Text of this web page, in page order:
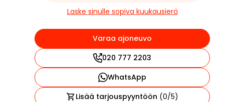
Laske sinulle sopiva kuukausierä
Varaa ajoneuvo
020 777 2203
WhatsApp
Lisää tarjouspyyntöön (0/5)